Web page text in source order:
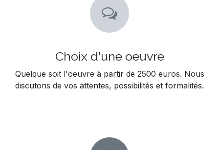
Choix d'une oeuvre
Quelque soit l'oeuvre à partir de 2500 euros. Nous
discutons de vos attentes, possibilités et formalités.